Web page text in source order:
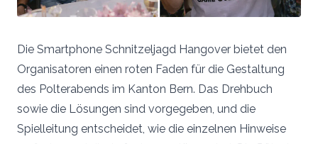
Die Smartphone Schnitzeljagd Hangover bietet den
Organisatoren einen roten Faden für die Gestaltung
des Polterabends im Kanton Bern. Das Drehbuch
sowie die Lösungen sind vorgegeben, und die
Spielleitung entscheidet, wie die einzelnen Hinweise